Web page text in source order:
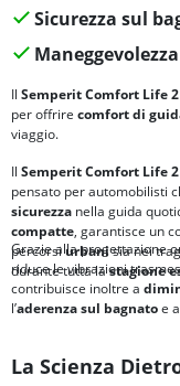
Sicurezza sul
Il Semperit Comfort Life 2
per offrire comfort di
viaggio.
Il Semperit Comfort Life 2
pensato per automobilisti
sicurezza nella guida
compatte, garantisce un
percorsiurbanisia nei
durante tutta lastagione
Grazie alla progettazione
riduce le vibrazioni
contribuisce inoltre a
l’aderenza sul bagnatoe
La Scienza